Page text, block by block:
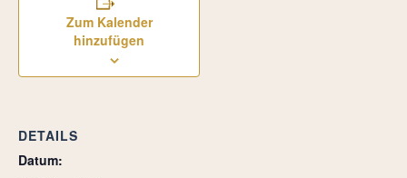
Zum Kalender
hinzufügen
DETAILS
Datum: